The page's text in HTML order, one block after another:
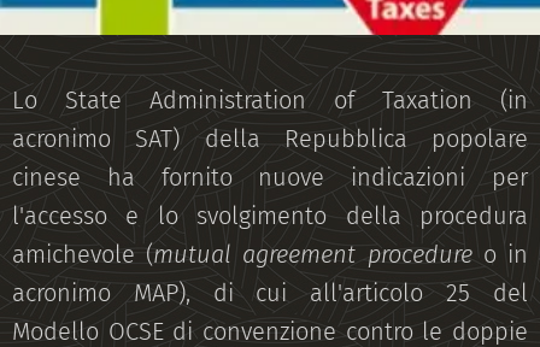
Lo State Administration of Taxation (in
acronimo SAT) della Repubblica popolare
cinese ha fornito nuove indicazioni per
l'accesso e lo svolgimento della procedura
amichevole (mutual agreement procedureo in
acronimo MAP), di cui all'articolo 25 del
Modello OCSE di convenzione contro le doppie